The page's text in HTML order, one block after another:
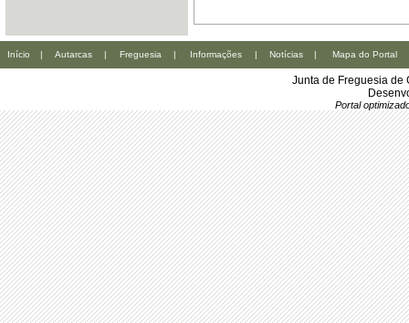
Início | Autarcas | Freguesia | Informações | Notícias | Mapa do Portal
Junta de Freguesia de
Portal